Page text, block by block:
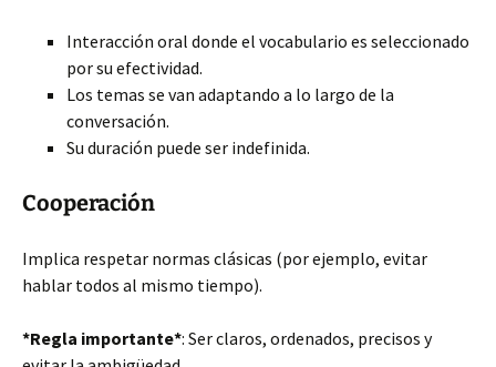
Interacción oral donde el vocabulario es seleccionado
por su efectividad.
Los temas se van adaptando a lo largo de la
conversación.
Su duración puede ser indefinida.
Cooperación
Implica respetar normas clásicas (por ejemplo, evitar
hablar todos al mismo tiempo).
*Regla importante*: Ser claros, ordenados, precisos y